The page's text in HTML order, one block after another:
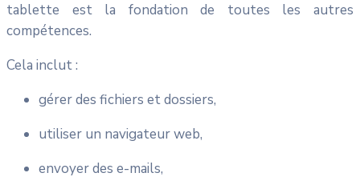
tablette est la fondation de toutes les autres
compétences.
Cela inclut :
gérer des fichiers et dossiers,
utiliser un navigateur web,
envoyer des e-mails,